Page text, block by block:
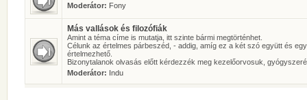
Moderátor: Fony
Más vallások és filozófiák
Amint a téma címe is mutatja, itt szinte bármi megtörténhet.
Célunk az értelmes párbeszéd, - addig, amíg ez a két szó együtt és
értelmezhető.
Bizonytalanok olvasás előtt kérdezzék meg kezelőorvosuk,
Moderátor: Indu